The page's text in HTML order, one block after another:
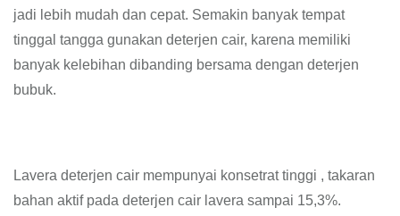
jadi lebih mudah dan cepat. Semakin banyak tempat
tinggal tangga gunakan deterjen cair, karena memiliki
banyak kelebihan dibanding bersama dengan deterjen
bubuk.
Lavera deterjen cair mempunyai konsetrat tinggi , takaran
bahan aktif pada deterjen cair lavera sampai 15,3%.